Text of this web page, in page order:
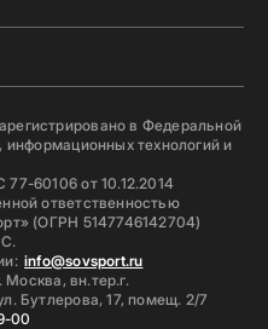
в Федеральной
технологий и
60106 от 10.12.2014
ответственностью
(ОГРН 5147746142704)
С.
info@sovsport.ru
Москва, вн.тер.г.
Бутлерова, 17, помещ. 2/7
00